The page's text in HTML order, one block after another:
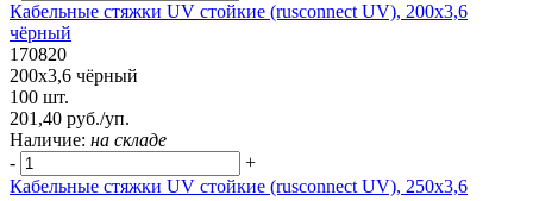
Кабельные стяжки UV стойкие (rusconnect UV), 200х3,6
чёрный
170820
200х3,6 чёрный
100 шт.
201,40 руб./уп.
Наличие: на складе
-
+
Кабельные стяжки UV стойкие (rusconnect UV), 250x3,6